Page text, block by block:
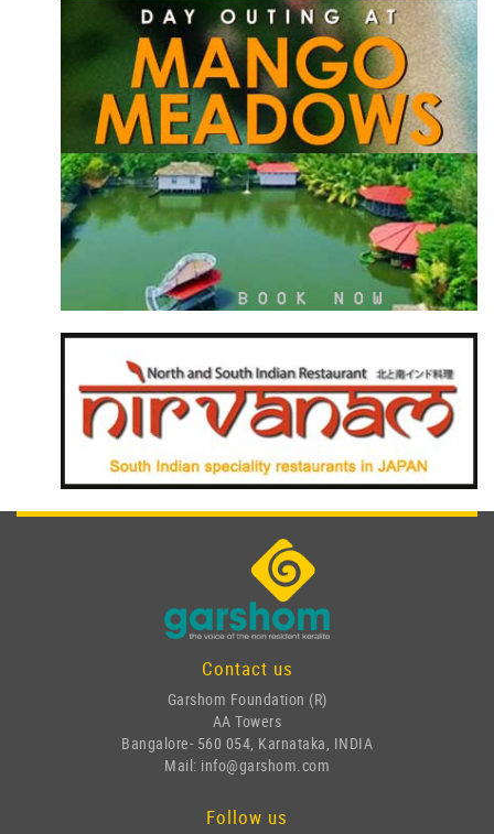
Contact us
Garshom Foundation (R)
AA Towers
Bangalore- 560 054, Karnataka, INDIA
Mail: info@garshom.com
Follow us